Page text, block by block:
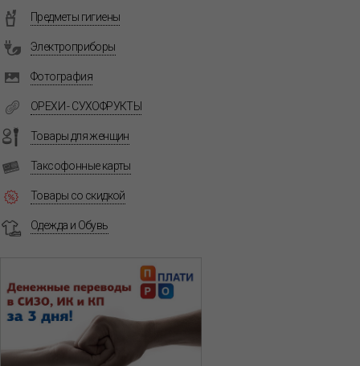
Предметы гигиены
Электроприборы
Фотография
ОРЕХИ - СУХОФРУКТЫ
Товары для женщин
Таксофонные карты
Товары со скидкой
Одежда и Обувь